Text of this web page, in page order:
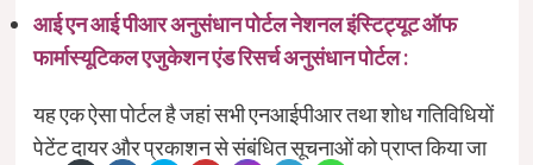
आई एन आई पीआर अनुसंधान पोर्टल नेशनल इंस्टिट्यूट ऑफ
फार्मास्यूटिकल एजुकेशन एंड रिसर्च अनुसंधान पोर्टल :
यह एक ऐसा पोर्टल है जहां सभी एनआईपीआर तथा शोध गतिविधियों
पेटेंट दायर और प्रकाशन से संबंधित सूचनाओं को प्राप्त किया जा